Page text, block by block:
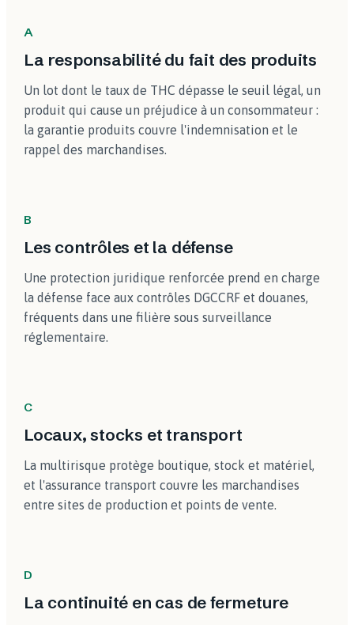
A
La responsabilité du fait des produits
Un lot dont le taux de THC dépasse le seuil légal, un
produit qui cause un préjudice à un consommateur :
la garantie produits couvre l'indemnisation et le
rappel des marchandises.
B
Les contrôles et la défense
Une protection juridique renforcée prend en charge
la défense face aux contrôles DGCCRF et douanes,
fréquents dans une filière sous surveillance
réglementaire.
C
Locaux, stocks et transport
La multirisque protège boutique, stock et matériel,
et l'assurance transport couvre les marchandises
entre sites de production et points de vente.
D
La continuité en cas de fermeture